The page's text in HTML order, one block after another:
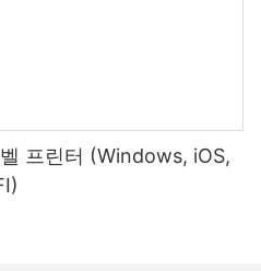
프린터 (Windows, iOS,